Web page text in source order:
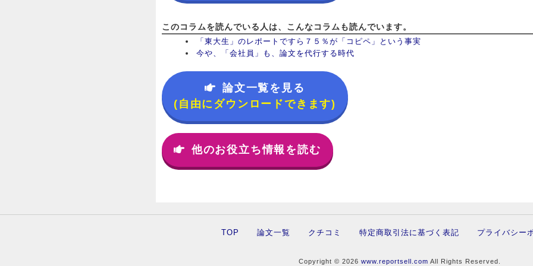
このコラムを読んでいる人は、こんなコラムも読んでいます。
「東大生」のレポートですら７５％が「コピペ」という事実
今や、「会社員」も、論文を代行する時代
論文一覧を見る
(自由にダウンロードできます)
他のお役立ち情報を読む
TOP 論文一覧 クチコミ 特定商取引法に基づく表記 プライバシー
Copyright © 2026 www.reportsell.com All Rights Reserved.